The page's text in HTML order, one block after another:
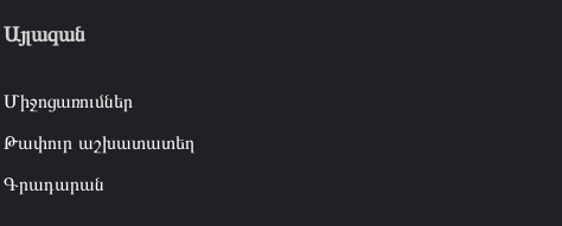
Այլազան
Միջոցառումներ
Թափուր աշխատատեղ
Գրադարան